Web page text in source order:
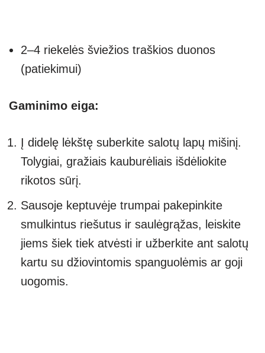
2–4 riekelės šviežios traškios duonos
(patiekimui)
Gaminimo eiga:
Į didelę lėkštę suberkite salotų lapų mišinį.
Tolygiai, gražiais kauburėliais išdėliokite
rikotos sūrį.
Sausoje keptuvėje trumpai pakepinkite
smulkintus riešutus ir saulėgrąžas, leiskite
jiems šiek tiek atvėsti ir užberkite ant salotų
kartu su džiovintomis spanguolėmis ar goji
uogomis.